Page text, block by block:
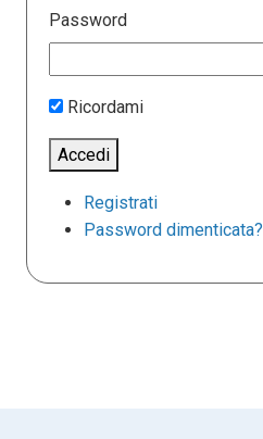
Password
Ricordami
Accedi
Registrati
Password dimenticata?